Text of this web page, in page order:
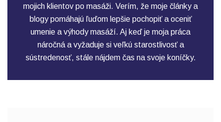
mojich klientov po masáži. Verím, že moje články a
blogy pomáhajú ľuďom lepšie pochopiť a oceniť
umenie a výhody masáží. Aj keď je moja práca
náročná a vyžaduje si veľkú starostlivosť a
sústredenosť, stále nájdem čas na svoje koníčky.